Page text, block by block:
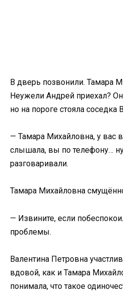
В дверь позвонили. Тамара
Неужели Андрей приехал?
но на пороге стояла соседка
— Тамара Михайловна, у вас
слышала, вы по телефону…
разговаривали.
Тамара Михайловна
— Извините, если
проблемы.
Валентина Петровна
вдовой, как и Тамара
понимала, что такое